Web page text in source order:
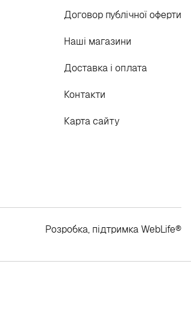
Договор публічної оферти
Наші магазини
Доставка і оплата
Контакти
Карта сайту
Розробка, підтримкаWebLife®